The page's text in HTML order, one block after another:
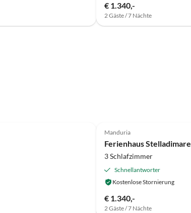
€ 1.340,-
2 Gäste / 7 Nächte
Manduria
Ferienhaus Stelladimare
3 Schlafzimmer
Schnellantworter
Kostenlose Stornierung
€ 1.340,-
2 Gäste / 7 Nächte